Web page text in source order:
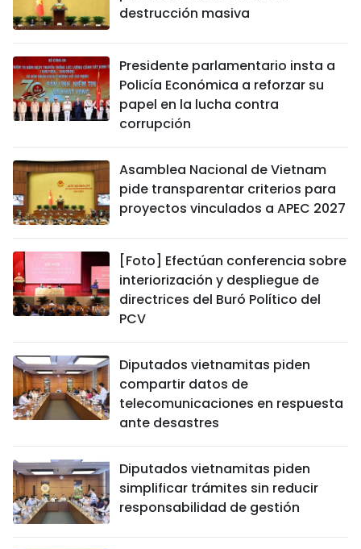
destrucción masiva
Presidente parlamentario insta a
Policía Económica a reforzar su
papel en la lucha contra
corrupción
Asamblea Nacional de Vietnam
pide transparentar criterios para
proyectos vinculados a APEC 2027
[Foto] Efectúan conferencia sobre
interiorización y despliegue de
directrices del Buró Político del
PCV
Diputados vietnamitas piden
compartir datos de
telecomunicaciones en respuesta
ante desastres
Diputados vietnamitas piden
simplificar trámites sin reducir
responsabilidad de gestión